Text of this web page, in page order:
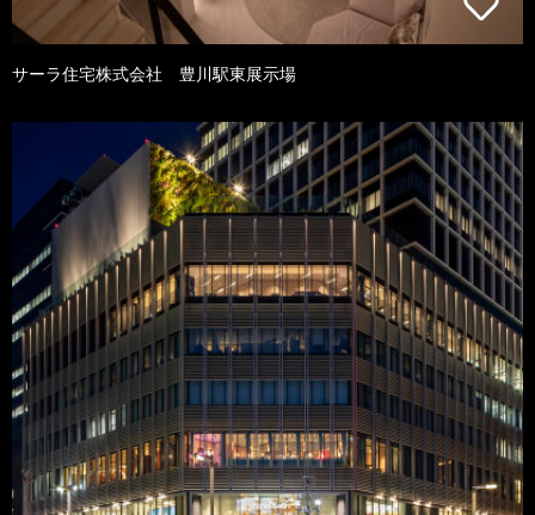
サーラ住宅株式会社 豊川駅東展示場